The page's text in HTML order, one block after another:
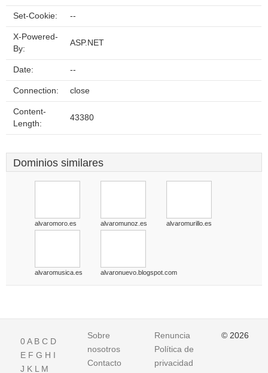
Set-Cookie: --
X-Powered-
By:
ASP.NET
Date: --
Connection: close
Content-
Length:
43380
Dominios similares
alvaromoro.es alvaromunoz.es alvaromurillo.es
alvaromusica.es alvaronuevo.blogspot.com
0A B C D
E F G H I
J K L M
Sobre
nosotros
Contacto
Renuncia
Política de
privacidad
© 2026